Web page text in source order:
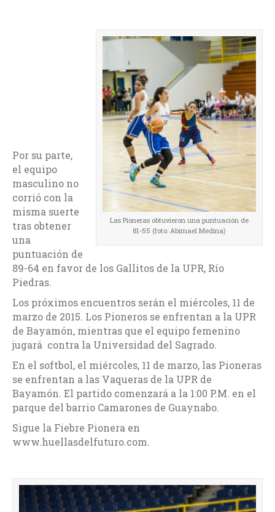
Las Pioneras obtuvieron una puntuación de
81-55 (foto: Abimael Medina)
Por su parte,
el equipo
masculino no
corrió con la
misma suerte
tras obtener
una
puntuación de
89-64 en favor de los Gallitos de la UPR, Río
Piedras.
Los próximos encuentros serán el miércoles, 11 de
marzo de 2015. Los Pioneros se enfrentan a la UPR
de Bayamón, mientras que el equipo femenino
jugará contra la Universidad del Sagrado.
En el softbol, el miércoles, 11 de marzo, las Pioneras
se enfrentan a las Vaqueras de la UPR de
Bayamón. El partido comenzará a la 1:00 P.M. en el
parque del barrio Camarones de Guaynabo.
Sigue la Fiebre Pionera en
www.huellasdelfuturo.com.